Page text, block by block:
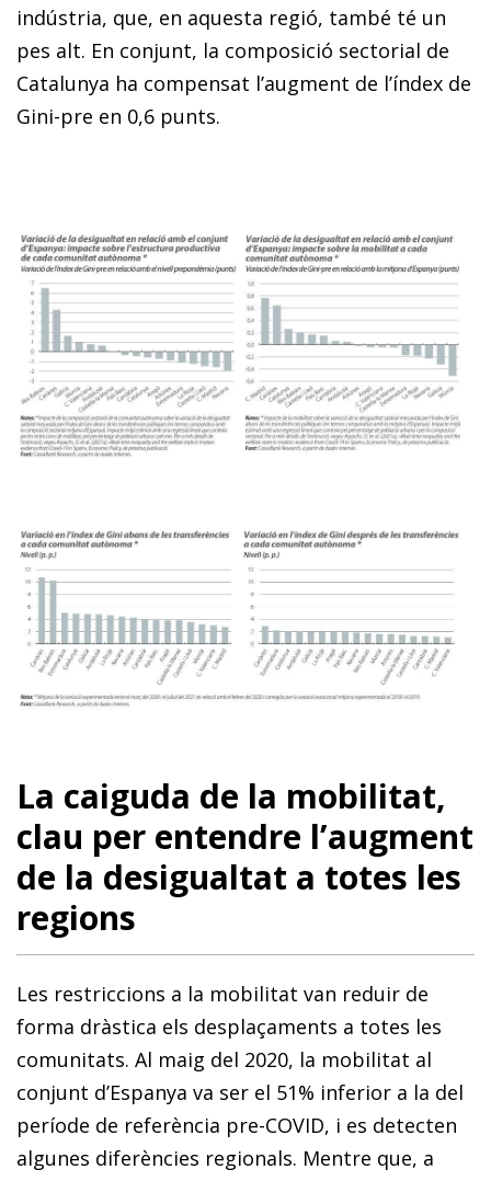
indústria, que, en aquesta regió, també té un
pes alt. En conjunt, la composició sectorial de
Catalunya ha compensat l’augment de l’índex de
Gini-pre en 0,6 punts.
La caiguda de la mobilitat,
clau per entendre l’augment
de la desigualtat a totes les
regions
Les restriccions a la mobilitat van reduir de
forma dràstica els desplaçaments a totes les
comunitats. Al maig del 2020, la mobilitat al
conjunt d’Espanya va ser el 51% inferior a la del
període de referència pre-COVID, i es detecten
algunes diferències regionals. Mentre que, a